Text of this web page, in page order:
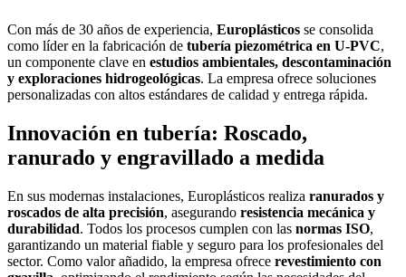
Con más de 30 años de experiencia, Europlásticos se consolida
como líder en la fabricación de tubería piezométrica en U-PVC,
un componente clave en estudios ambientales, descontaminación
y exploraciones hidrogeológicas. La empresa ofrece soluciones
personalizadas con altos estándares de calidad y entrega rápida.
Innovación en tubería: Roscado,
ranurado y engravillado a medida
En sus modernas instalaciones, Europlásticos realiza ranurados y
roscados de alta precisión, asegurando resistencia mecánica y
durabilidad. Todos los procesos cumplen con las normas ISO,
garantizando un material fiable y seguro para los profesionales del
sector. Como valor añadido, la empresa ofrece revestimiento con